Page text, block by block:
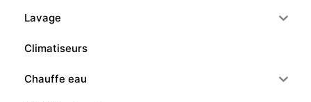
Lavage
Climatiseurs
Chauffe eau